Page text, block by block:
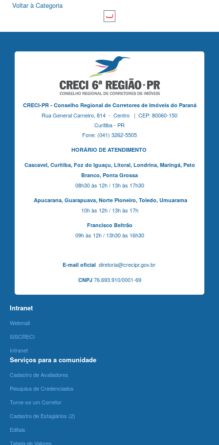
Voltar à Categoria
CRECI-PR - Conselho Regional de Corretores de Imóveis do Paraná
Rua General Carneiro, 814 - Centro | CEP: 80060-150
Curitiba - PR
Fone: (041) 3262-5505
HORÁRIO DE ATENDIMENTO
Cascavel, Curitiba,Foz do Iguaçu, Litoral, Londrina, Maringá, Pato
Branco, Ponta Grossa
08h30 às 12h / 13h às 17h30
Apucarana, Guarapuava, Norte Pioneiro, Toledo, Umuarama
10h às 12h / 13h às 17h
Francisco Beltrão
09h às 12h / 13h30 às 16h30
E-mail oficialdiretoria@crecipr.gov.br
CNPJ76.693.910/0001-69
Intranet
Webmail
SISCRECI
Intranet
Serviços para a comunidade
Cadastro de Avaliadores
Pesquisa de Credenciados
Torne-se um Corretor
Cadastro de Estagiários (2)
Editais
Tabela de Valores